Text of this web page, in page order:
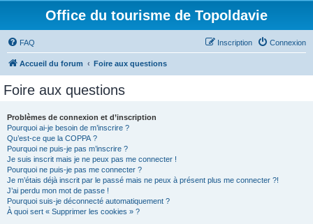
Office du tourisme de Topoldavie
FAQ Connexion
Inscription
Accueil du forum Foire aux questions
Foire aux questions
Problèmes de connexion et d’inscription
Pourquoi ai-je besoin de m’inscrire ?
Qu’est-ce que la COPPA ?
Pourquoi ne puis-je pas m’inscrire ?
Je suis inscrit mais je ne peux pas me connecter !
Pourquoi ne puis-je pas me connecter ?
Je m’étais déjà inscrit par le passé mais ne peux à présent plus me connecter ?!
J’ai perdu mon mot de passe !
Pourquoi suis-je déconnecté automatiquement ?
À quoi sert « Supprimer les cookies » ?